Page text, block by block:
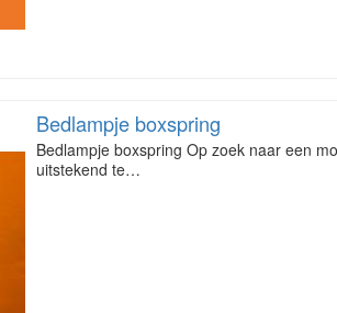
Bedlampje boxspring
Bedlampje boxspring Op zoek naar een
uitstekend te…